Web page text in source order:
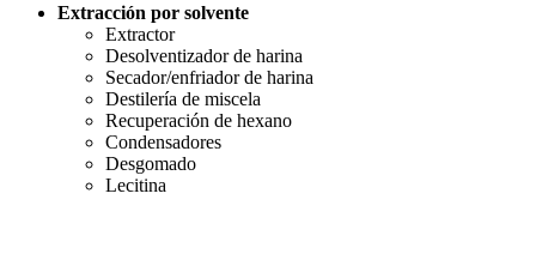
Extracción por solvente
Extractor
Desolventizador de harina
Secador/enfriador de harina
Destilería de miscela
Recuperación de hexano
Condensadores
Desgomado
Lecitina